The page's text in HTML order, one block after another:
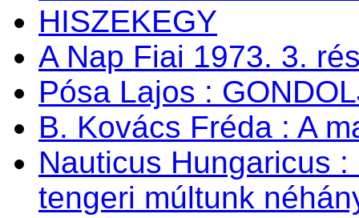
HISZEKEGY
A Nap Fiai 1973. 3.
Pósa Lajos :
B. Kovács Fréda : A
Nauticus Hungaricus
tengeri múltunk